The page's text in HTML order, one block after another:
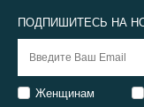
ПОДПИШИТЕСЬ НА
Женщинам